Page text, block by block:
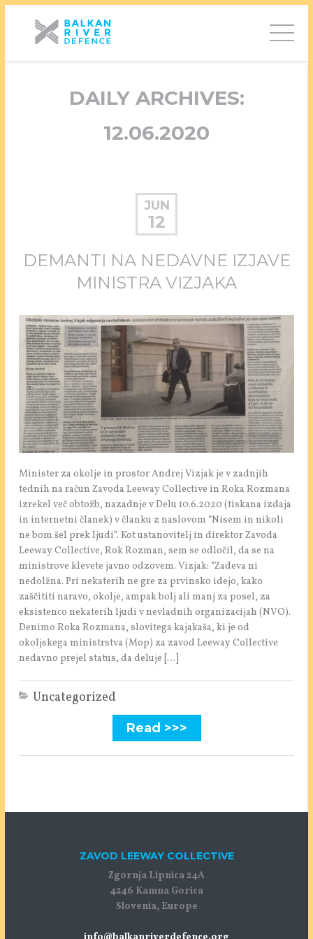
DAILY ARCHIVES:
12.06.2020
JUN
12
DEMANTI NA NEDAVNE IZJAVE
MINISTRA VIZJAKA
Minister za okolje in prostor Andrej Vizjak je v zadnjih
tednih na račun Zavoda Leeway Collective in Roka Rozmana
izrekel več obtožb, nazadnje v Delu 10.6.2020 (tiskana izdaja
in internetni članek) v članku z naslovom “Nisem in nikoli
ne bom šel prek ljudi”. Kot ustanovitelj in direktor Zavoda
Leeway Collective, Rok Rozman, sem se odločil, da se na
ministrove klevete javno odzovem. Vizjak: “Zadeva ni
nedolžna. Pri nekaterih ne gre za prvinsko idejo, kako
zaščititi naravo, okolje, ampak bolj ali manj za posel, za
eksistenco nekaterih ljudi v nevladnih organizacijah (NVO).
Denimo Roka Rozmana, slovitega kajakaša, ki je od
okoljskega ministrstva (Mop) za zavod Leeway Collective
nedavno prejel status, da deluje […]
Uncategorized
Read >>>
ZAVOD LEEWAY COLLECTIVE
Zgornja Lipnica 24A
4246 Kamna Gorica
Slovenia, Europe